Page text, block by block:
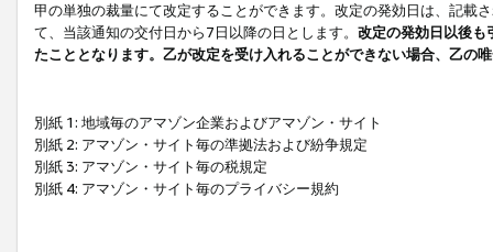
甲の単独の裁量にて改定することができます。改定の発効日は、記載
て、当該通知の交付日から7日以降の日とします。 改定の発効日以後も
たこととなります。乙が改定を受け入れることができない場合、乙の
別紙 1: 地域毎のアマゾン企業およびアマゾン・サイト
別紙 2: アマゾン・サイト毎の準拠法および紛争規定
別紙 3: アマゾン・サイト毎の税規定
別紙 4: アマゾン・サイト毎のプライバシー規約